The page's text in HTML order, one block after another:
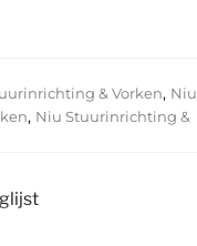
& Vorken, Niu
, Niu Stuurinrichting &